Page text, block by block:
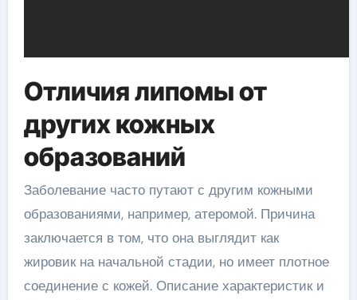
Отличия липомы от
других кожных
образований
Заболевание часто путают с другим кожными
образованиями, например, атеромой. Причина
заключается в том, что она выглядит как
жировик на начальной стадии, но имеет плотное
соединение с кожей. Описание характеристик и